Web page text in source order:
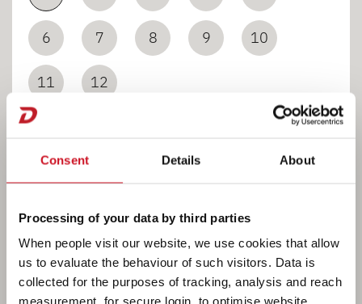
Consent Details About
Processing of your data by third parties
When people visit our website, we use cookies that allow
us to evaluate the behaviour of such visitors. Data is
collected for the purposes of tracking, analysis and reach
measurement, for secure login, to optimise website
6 7 8 9 10
11 12
BAD